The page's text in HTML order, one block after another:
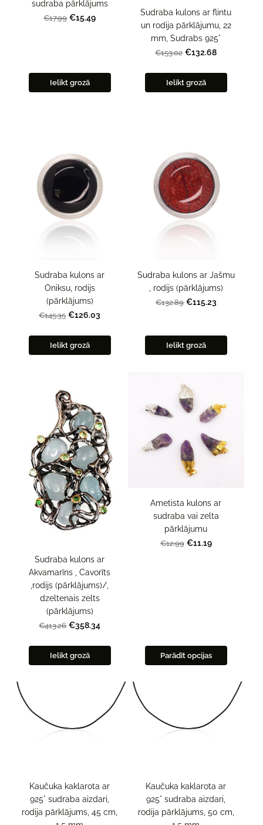
sudraba pārklājums
€17.99 €15.49
Ielikt grozā
Sudraba kulons ar flintu
un rodija pārklājumu, 22
mm, Sudrabs 925°
€153.02 €132.68
Ielikt grozā
Sudraba kulons ar
Oniksu, rodijs
(pārklājums)
€145.35 €126.03
Ielikt grozā
Sudraba kulons ar Jašmu
, rodijs (pārklājums)
€132.89 €115.23
Ielikt grozā
Sudraba kulons ar
Akvamarīns , Cavorīts
,rodijs (pārklājums)/,
dzeltenais zelts
(pārklājums)
€413.26 €358.34
Ielikt grozā
Ametista kulons ar
sudraba vai zelta
pārklājumu
€12.99 €11.19
Parādīt opcijas
Kaučuka kaklarota ar
925° sudraba aizdari,
rodija pārklājums, 45 cm,
Kaučuka kaklarota ar
925° sudraba aizdari,
rodija pārklājums, 50 cm,